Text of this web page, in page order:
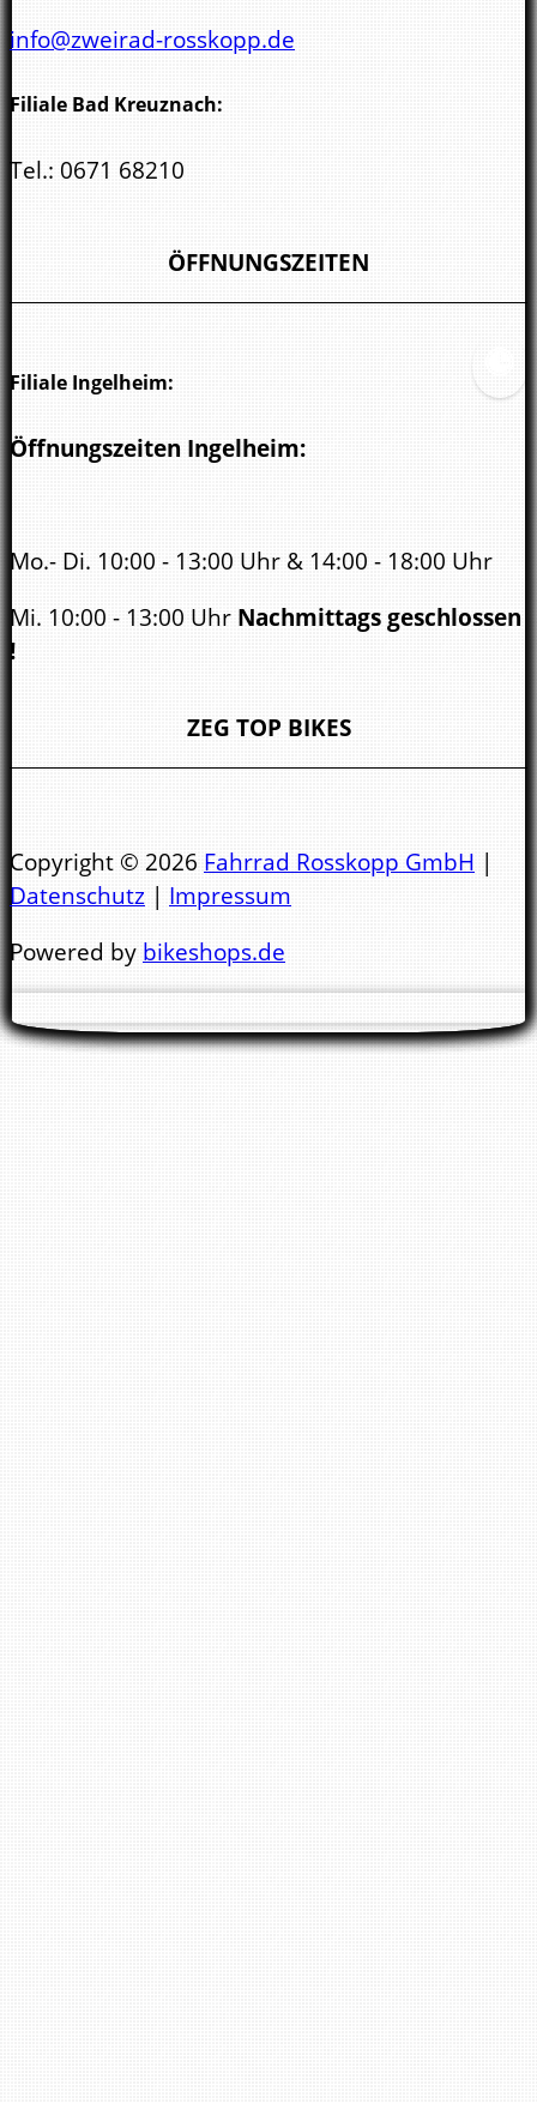
info@zweirad-rosskopp.de
Filiale Bad Kreuznach:
Tel.: 0671 68210
ÖFFNUNGSZEITEN
Filiale Ingelheim:
Öffnungszeiten Ingelheim:
Mo.- Di. 10:00 - 13:00 Uhr & 14:00 - 18:00 Uhr
Mi. 10:00 - 13:00 Uhr Nachmittags geschlossen
!
Sa.10:00 - 14.00 Uhr
Mi. 9:00 - 13:00 UhrNachmittags geschlossen !
Do. - Fr. 9:00 - 13:00 Uhr & 14:00 - 18:00 Uhr
ZEG TOP BIKES
Copyright © 2026 Fahrrad Rosskopp GmbH |
Datenschutz | Impressum
Powered by bikeshops.de